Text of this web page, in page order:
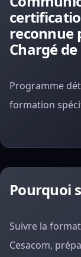
reconnue
Chargé
Programme
formation
Pourquoi
Suivre la
Cesacom,